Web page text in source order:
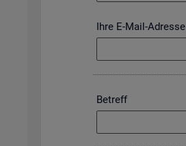
Ihre E-Mail-Adresse
Betreff